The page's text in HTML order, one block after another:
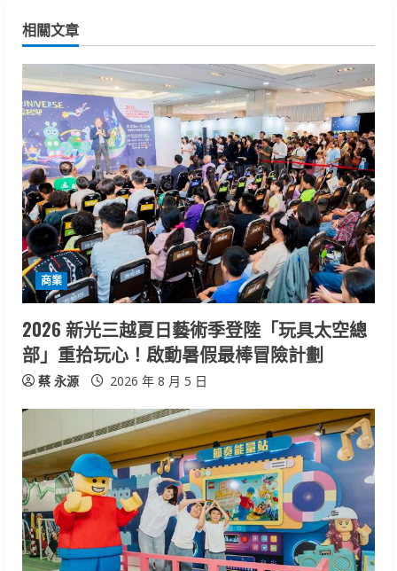
i
n
u
e
R
e
a
d
i
n
g
相關文章
商業
2026 新光三越夏日藝術季登陸「玩具太空總
部」重拾玩心！啟動暑假最棒冒險計劃
蔡 永源 2026 年 8 月 5 日